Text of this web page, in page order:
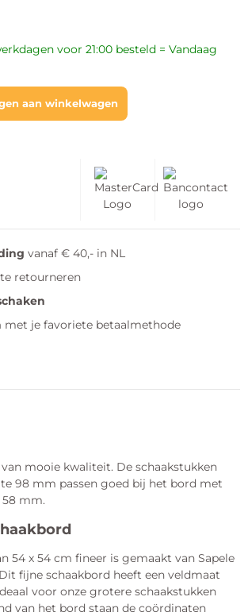
voor 21:00 besteld = Vandaag
aan winkelwagen
vanaf € 40,- in NL
retourneren
met je favoriete betaalmethode
van mooie kwaliteit. De schaakstukken
98 mm passen goed bij het bord met
mm.
54 x 54 cm fineer is gemaakt van Sapele
fijne schaakbord heeft een veldmaat
voor onze grotere schaakstukken
van het bord staan de coördinaten